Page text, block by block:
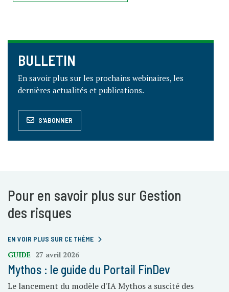
BULLETIN
En savoir plus sur les prochains webinaires, les
dernières actualités et publications.
S'ABONNER
Pour en savoir plus sur Gestion
des risques
EN VOIR PLUS SUR CE THÈME
GUIDE 27 avril 2026
Mythos : le guide du Portail FinDev
Le lancement du modèle d'IA Mythos a suscité des